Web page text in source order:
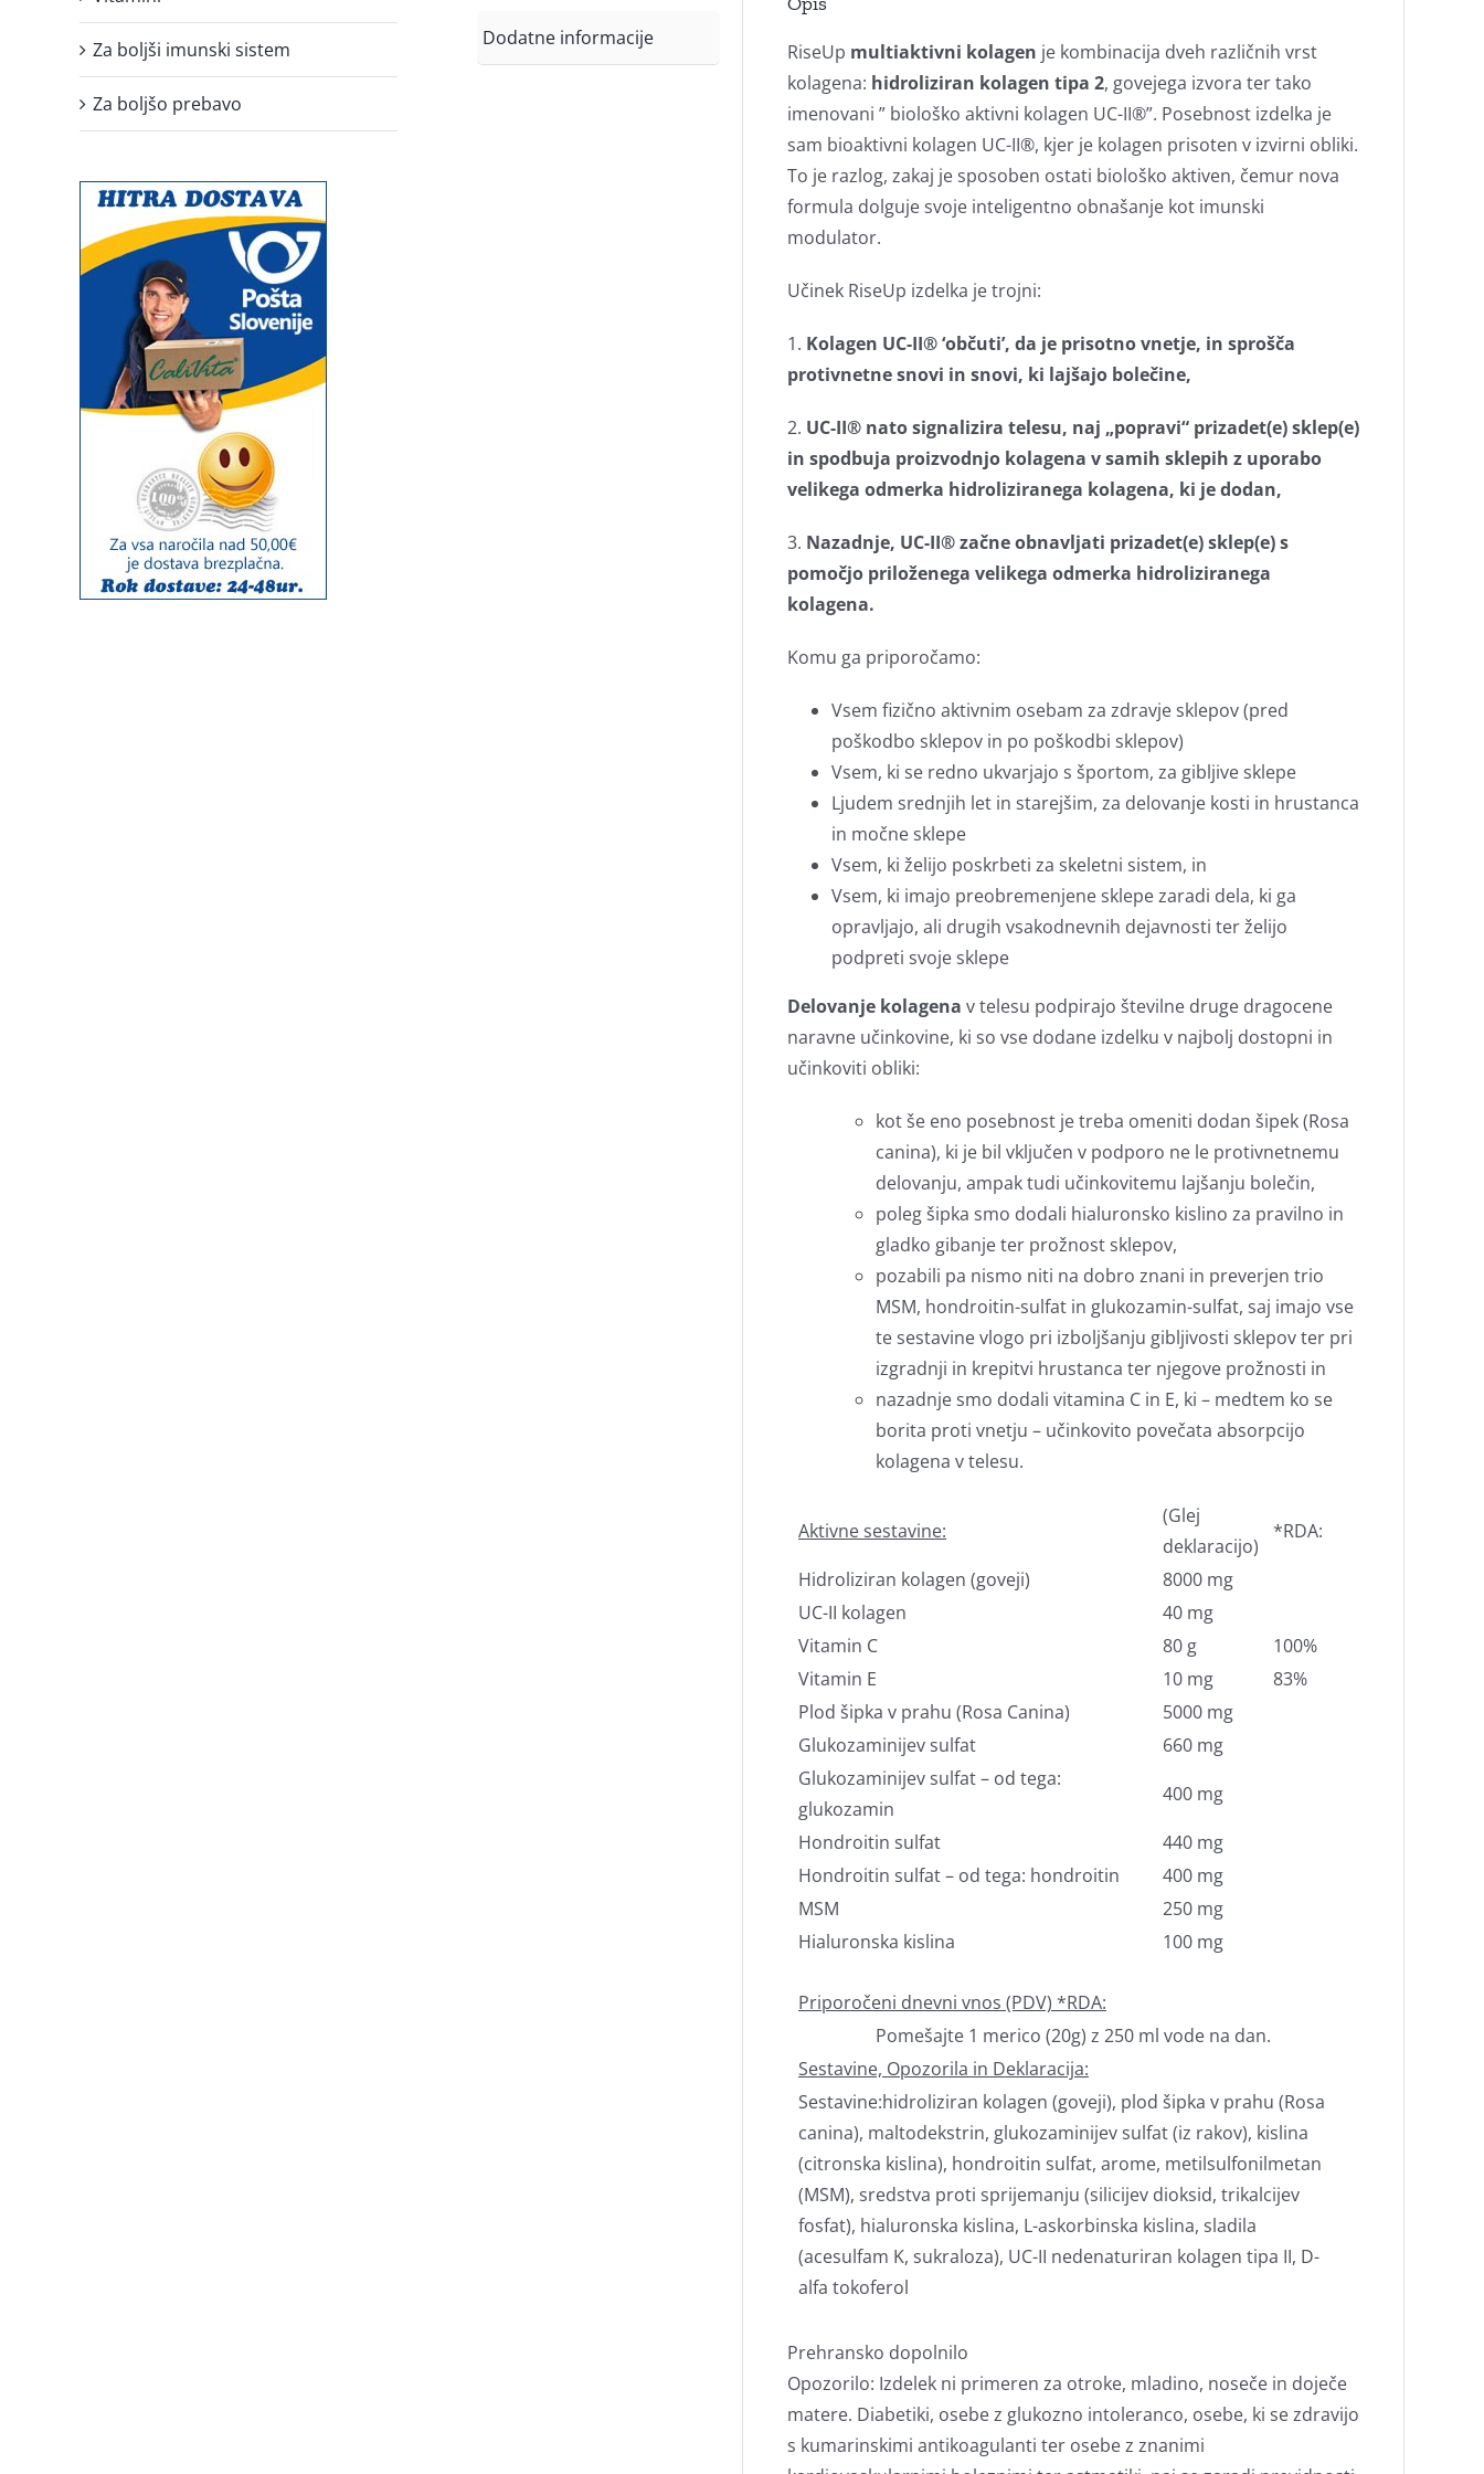
Dodatne informacije
RiseUp multiaktivni kolagen je kombinacija dveh različnih vrst
kolagena: hidroliziran kolagen tipa 2, govejega izvora ter tako
imenovani ” biološko aktivni kolagen UC-II®”. Posebnost izdelka je
sam bioaktivni kolagen UC-II®, kjer je kolagen prisoten v izvirni obliki.
To je razlog, zakaj je sposoben ostati biološko aktiven, čemur nova
formula dolguje svoje inteligentno obnašanje kot imunski
modulator.
Učinek RiseUp izdelka je trojni:
1. Kolagen UC-II® ‘občuti’, da je prisotno vnetje, in sprošča
protivnetne snovi in snovi, ki lajšajo bolečine,
2. UC-II® nato signalizira telesu, naj „popravi“ prizadet(e) sklep(e)
in spodbuja proizvodnjo kolagena v samih sklepih z uporabo
velikega odmerka hidroliziranega kolagena, ki je dodan,
3. Nazadnje, UC-II® začne obnavljati prizadet(e) sklep(e) s
pomočjo priloženega velikega odmerka hidroliziranega
kolagena.
Komu ga priporočamo:
Vsem fizično aktivnim osebam za zdravje sklepov (pred
poškodbo sklepov in po poškodbi sklepov)
Vsem, ki se redno ukvarjajo s športom, za gibljive sklepe
Ljudem srednjih let in starejšim, za delovanje kosti in hrustanca
in močne sklepe
Vsem, ki želijo poskrbeti za skeletni sistem, in
Vsem, ki imajo preobremenjene sklepe zaradi dela, ki ga
opravljajo, ali drugih vsakodnevnih dejavnosti ter želijo
podpreti svoje sklepe
Delovanje kolagena v telesu podpirajo številne druge dragocene
naravne učinkovine, ki so vse dodane izdelku v najbolj dostopni in
učinkoviti obliki:
kot še eno posebnost je treba omeniti dodan šipek (Rosa
canina), ki je bil vključen v podporo ne le protivnetnemu
delovanju, ampak tudi učinkovitemu lajšanju bolečin,
poleg šipka smo dodali hialuronsko kislino za pravilno in
gladko gibanje ter prožnost sklepov,
pozabili pa nismo niti na dobro znani in preverjen trio
MSM, hondroitin-sulfat in glukozamin-sulfat, saj imajo vse
te sestavine vlogo pri izboljšanju gibljivosti sklepov ter pri
izgradnji in krepitvi hrustanca ter njegove prožnosti in
nazadnje smo dodali vitamina C in E, ki – medtem ko se
borita proti vnetju – učinkovito povečata absorpcijo
kolagena v telesu.
Aktivne sestavine:
(Glej
deklaracijo)
*RDA:
Hidroliziran kolagen (goveji)
8000 mg
UC-II kolagen
40 mg
Vitamin C
80 g
100%
Vitamin E
10 mg
83%
Plod šipka v prahu (Rosa Canina)
5000 mg
Glukozaminijev sulfat
660 mg
Glukozaminijev sulfat – od tega:
glukozamin
400 mg
Hondroitin sulfat
440 mg
Hondroitin sulfat – od tega: hondroitin
400 mg
MSM
250 mg
Hialuronska kislina
100 mg
Priporočeni dnevni vnos (PDV) *RDA:
Pomešajte 1 merico (20g) z 250 ml vode na dan.
Sestavine, Opozorila in Deklaracija:
Sestavine:hidroliziran kolagen (goveji), plod šipka v prahu (Rosa
canina), maltodekstrin, glukozaminijev sulfat (iz rakov), kislina
(citronska kislina), hondroitin sulfat, arome, metilsulfonilmetan
(MSM), sredstva proti sprijemanju (silicijev dioksid, trikalcijev
fosfat), hialuronska kislina, L-askorbinska kislina, sladila
(acesulfam K, sukraloza), UC-II nedenaturiran kolagen tipa II, D-
alfa tokoferol
Prehransko dopolnilo
Opozorilo: Izdelek ni primeren za otroke, mladino, noseče in doječe
matere. Diabetiki, osebe z glukozno intoleranco, osebe, ki se zdravijo
s kumarinskimi antikoagulanti ter osebe z znanimi
Za boljši imunski sistem
Za boljšo prebavo